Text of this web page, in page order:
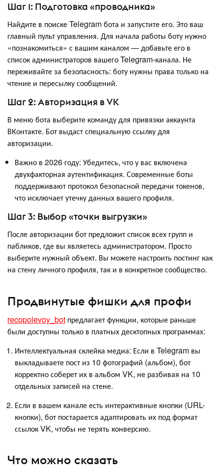
Шаг 1: Подготовка «проводника»
Найдите в поиске Telegram бота и запустите его. Это ваш
главный пульт управления. Для начала работы боту нужно
«познакомиться» с вашим каналом — добавьте его в
список администраторов вашего Telegram-канала. Не
переживайте за безопасность: боту нужны права только на
чтение и пересылку сообщений.
Шаг 2: Авторизация в VK
В меню бота выберите команду для привязки аккаунта
ВКонтакте. Бот выдаст специальную ссылку для
авторизации.
Важно в 2026 году: Убедитесь, что у вас включена
двухфакторная аутентификация. Современные боты
поддерживают протокол безопасной передачи токенов,
что исключает утечку данных вашего профиля.
Шаг 3: Выбор «точки выгрузки»
После авторизации бот предложит список всех групп и
пабликов, где вы являетесь администратором. Просто
выберите нужный объект. Вы можете настроить постинг как
на стену личного профиля, так и в конкретное сообщество.
Продвинутые фишки для профи
recopolevoy_bot предлагает функции, которые раньше
были доступны только в платных десктопных программах:
Интеллектуальная склейка медиа: Если в Telegram вы
выкладываете пост из 10 фотографий (альбом), бот
корректно соберет их в альбом VK, не разбивая на 10
отдельных записей на стене.
Если в вашем канале есть интерактивные кнопки (URL-
кнопки), бот постарается адаптировать их под формат
ссылок VK, чтобы не терять конверсию.
Что можно сказать